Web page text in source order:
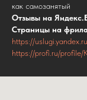
как самозанятый
Отзывы на
Страницы на
https://
https://profi.ru/profile/